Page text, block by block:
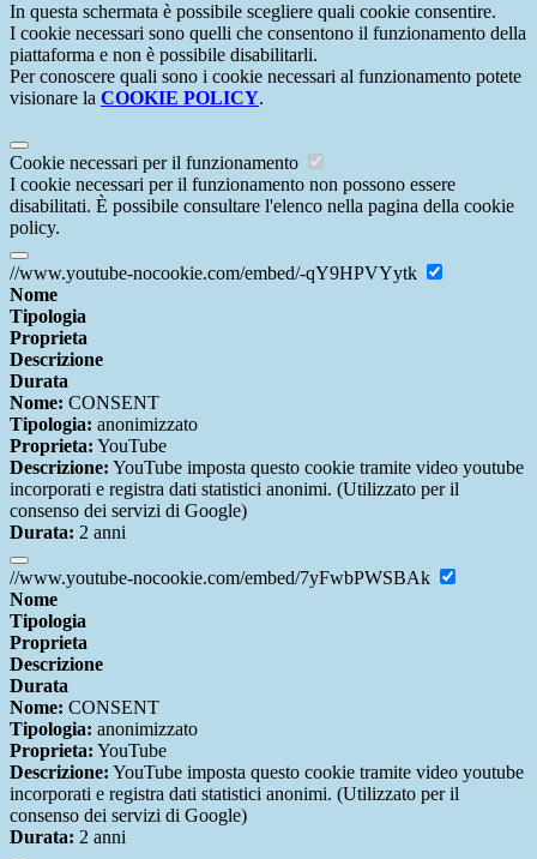
In questa schermata è possibile scegliere quali cookie consentire.
I cookie necessari sono quelli che consentono il funzionamento della
piattaforma e non è possibile disabilitarli.
Per conoscere quali sono i cookie necessari al funzionamento potete
visionare la COOKIE POLICY.
Cookie necessari per il funzionamento
I cookie necessari per il funzionamento non possono essere
disabilitati. È possibile consultare l'elenco nella pagina della cookie
policy.
//www.youtube-nocookie.com/embed/-qY9HPVYytk
Nome
Tipologia
Proprieta
Descrizione
Durata
Nome: CONSENT
Tipologia: anonimizzato
Proprieta: YouTube
Descrizione: YouTube imposta questo cookie tramite video youtube
incorporati e registra dati statistici anonimi. (Utilizzato per il
consenso dei servizi di Google)
Durata: 2 anni
//www.youtube-nocookie.com/embed/7yFwbPWSBAk
Nome
Tipologia
Proprieta
Descrizione
Durata
Nome: CONSENT
Tipologia: anonimizzato
Proprieta: YouTube
Descrizione: YouTube imposta questo cookie tramite video youtube
incorporati e registra dati statistici anonimi. (Utilizzato per il
consenso dei servizi di Google)
Durata: 2 anni